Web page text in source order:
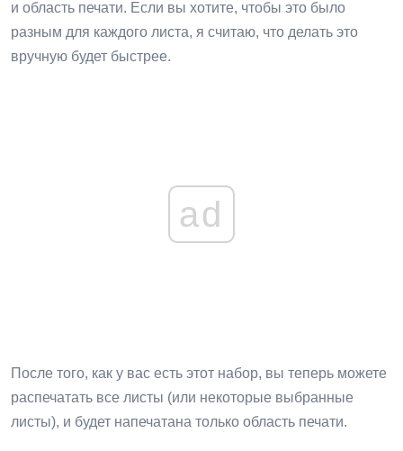
и область печати. Если вы хотите, чтобы это было
разным для каждого листа, я считаю, что делать это
вручную будет быстрее.
ad
После того, как у вас есть этот набор, вы теперь можете
распечатать все листы (или некоторые выбранные
листы), и будет напечатана только область печати.